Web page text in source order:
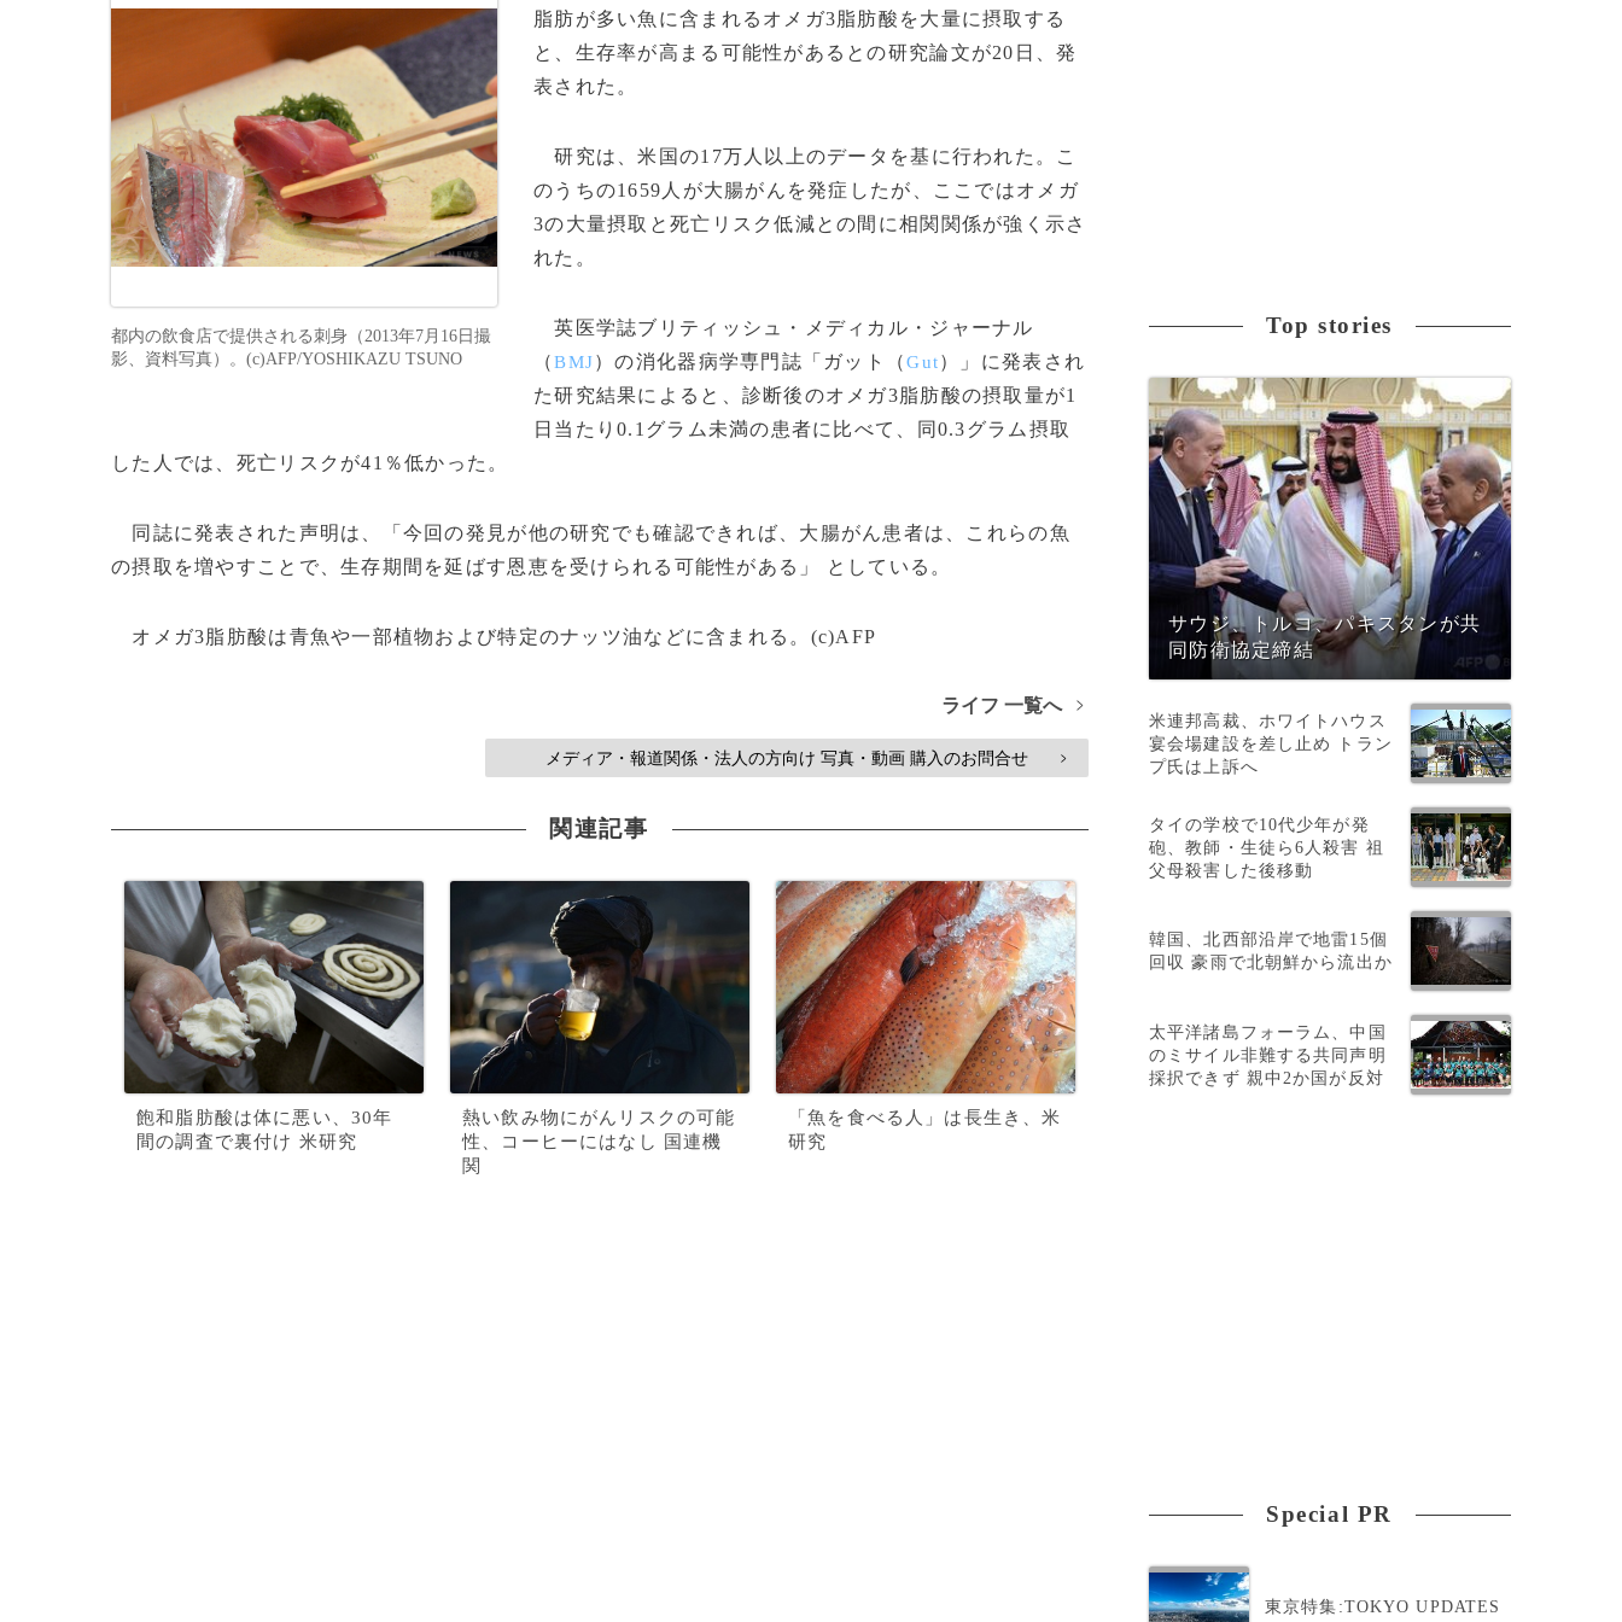
都内の飲食店で提供される刺身（2013年7月16日撮
影、資料写真）。(c)AFP/YOSHIKAZU TSUNO
脂肪が多い魚に含まれるオメガ3脂肪酸を大量に摂取する
と、生存率が高まる可能性があるとの研究論文が20日、発
表された。
研究は、米国の17万人以上のデータを基に行われた。こ
のうちの1659人が大腸がんを発症したが、ここではオメガ
3の大量摂取と死亡リスク低減との間に相関関係が強く示さ
れた。
英医学誌ブリティッシュ・メディカル・ジャーナル
（BMJ）の消化器病学専門誌「ガット（Gut）」に発表され
た研究結果によると、診断後のオメガ3脂肪酸の摂取量が1
日当たり0.1グラム未満の患者に比べて、同0.3グラム摂取
した人では、死亡リスクが41％低かった。
同誌に発表された声明は、「今回の発見が他の研究でも確認できれば、大腸がん患者は、これらの魚
の摂取を増やすことで、生存期間を延ばす恩恵を受けられる可能性がある」 としている。
オメガ3脂肪酸は青魚や一部植物および特定のナッツ油などに含まれる。(c)AFP
ライフ 一覧へ >
メディア・報道関係・法人の方向け 写真・動画 購入のお問合せ >
関連記事
飽和脂肪酸は体に悪い、30年
間の調査で裏付け 米研究
熱い飲み物にがんリスクの可能
性、コーヒーにはなし 国連機
関
「魚を食べる人」は長生き、米
研究
Top stories
サウジ、トルコ、パキスタンが共
同防衛協定締結
米連邦高裁、ホワイトハウス
宴会場建設を差し止め トラン
プ氏は上訴へ
タイの学校で10代少年が発
砲、教師・生徒ら6人殺害 祖
父母殺害した後移動
韓国、北西部沿岸で地雷15個
回収 豪雨で北朝鮮から流出か
太平洋諸島フォーラム、中国
のミサイル非難する共同声明
採択できず 親中2か国が反対
Special PR
東京特集:TOKYO UPDATES